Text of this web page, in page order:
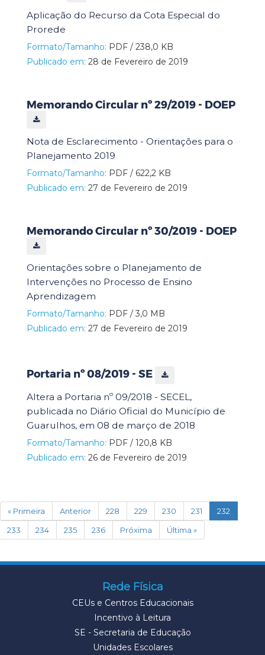
Aplicação do Recurso da Cota Especial do
Prorede
Formato/Tamanho: PDF / 238,0 KB
Publicado em: 28 de Fevereiro de 2019
Memorando Circular nº 29/2019 - DOEP
Nota de Esclarecimento - Orientações para o
Planejamento 2019
Formato/Tamanho: PDF / 622,2 KB
Publicado em: 27 de Fevereiro de 2019
Memorando Circular nº 30/2019 - DOEP
Orientações sobre o Planejamento de
Intervenções no Processo de Ensino
Aprendizagem
Formato/Tamanho: PDF / 3,0 MB
Publicado em: 27 de Fevereiro de 2019
Portaria nº 08/2019 - SE
Altera a Portaria nº 09/2018 - SECEL,
publicada no Diário Oficial do Município de
Guarulhos, em 08 de março de 2018
Formato/Tamanho: PDF / 120,8 KB
Publicado em: 26 de Fevereiro de 2019
« Primeira Anterior 228 229 230 231 232
233 234 235 236 Próxima Última »
Rede Física
CEUs e Centros Educacionais
Incentivo à Leitura
SE - Secretaria de Educação
Unidades Escolares